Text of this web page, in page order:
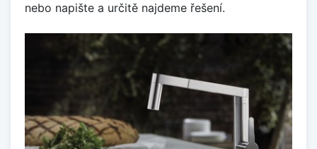
nebo napište a určitě najdeme řešení.